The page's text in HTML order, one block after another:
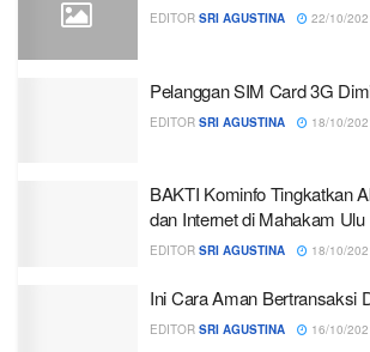
EDITOR SRI AGUSTINA 22/10/
Pelanggan SIM Card 3G
EDITOR SRI AGUSTINA 18/10/
BAKTI Kominfo Tingkatkan
dan Internet di Mahakam Ulu
EDITOR SRI AGUSTINA 18/10/
Ini Cara Aman Bertransaksi
EDITOR SRI AGUSTINA 16/10/